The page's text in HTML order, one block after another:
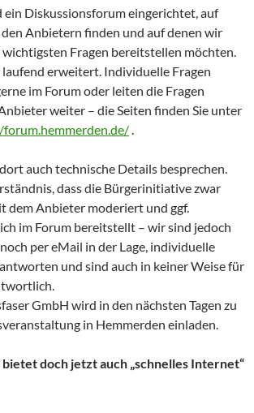
ein Diskussionsforum eingerichtet, auf
den Anbietern finden und auf denen wir
Fragen bereitstellen möchten.
laufend erweitert. Individuelle Fragen
im Forum oder leiten die Fragen
weiter – die Seiten finden Sie unter
.
auch technische Details besprechen.
dass die Bürgerinitiative zwar
dem Anbieter moderiert und ggf.
im Forum bereitstellt – wir sind jedoch
per eMail in der Lage, individuelle
und sind auch in keiner Weise für
GmbH wird in den nächsten Tagen zu
in Hemmerden einladen.
doch jetzt auch „schnelles Internet“